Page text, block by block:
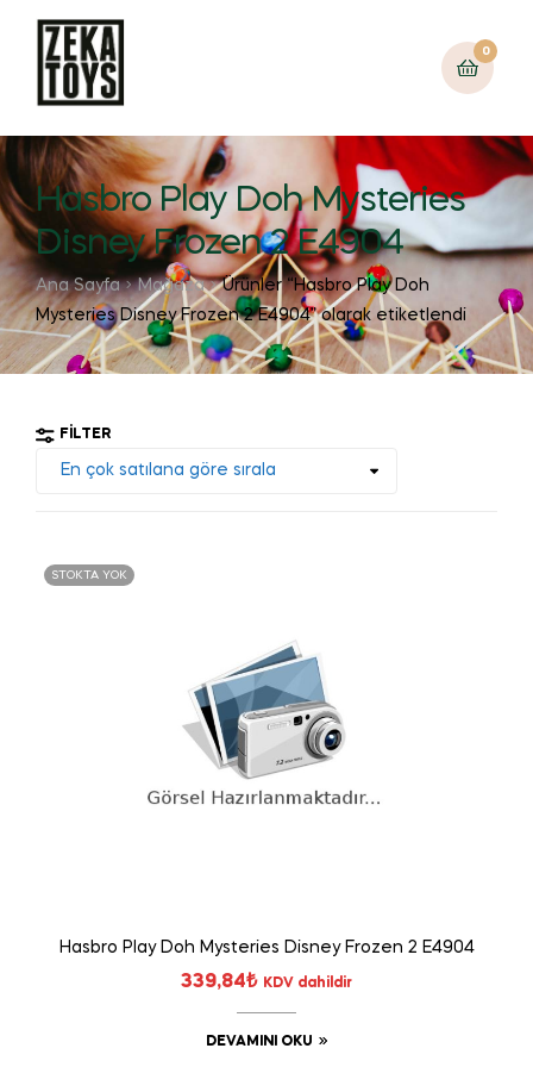
0
Hasbro Play Doh Mysteries
Disney Frozen 2 E4904
Ana Sayfa Mağaza
Ürünler “Hasbro Play Doh
Mysteries Disney Frozen 2 E4904” olarak etiketlendi
FILTER
STOKTA YOK
Hasbro Play Doh Mysteries Disney Frozen 2 E4904
339,84₺ KDV dahildir
DEVAMINI OKU